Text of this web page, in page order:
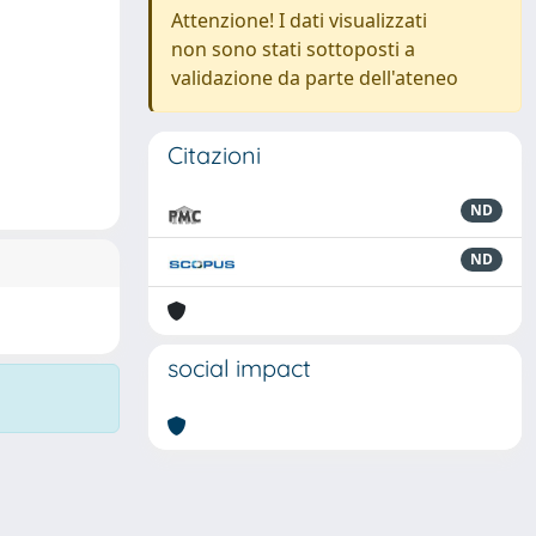
Attenzione! I dati visualizzati
non sono stati sottoposti a
validazione da parte dell'ateneo
Citazioni
ND
ND
social impact